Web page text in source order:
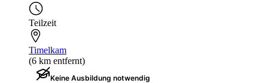
Teilzeit
Timelkam
(6 km entfernt)
Keine Ausbildung notwendig